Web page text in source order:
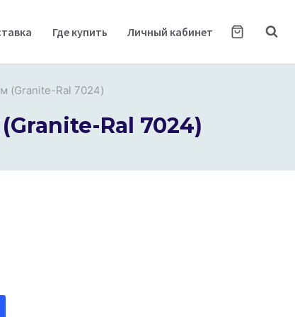
Где купить Личный кабинет
(Granite-Ral 7024)
Ral 7024)